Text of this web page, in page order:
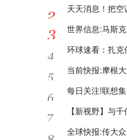
天天消息！把
世界信息:马斯
环球速看：扎
当前快报:摩根
每日关注!联想
【新视野】与
全球快报:传大